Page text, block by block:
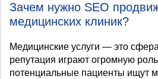
Зачем нужно SEO
медицинских клиник?
Медицинские услуги — это
репутация играют огромную
потенциальные пациенты ищут